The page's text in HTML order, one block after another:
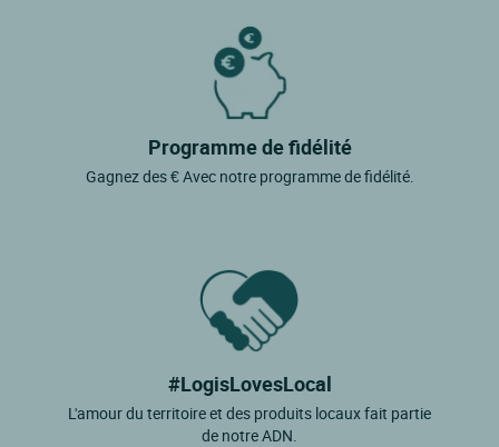
Faussergues
Lacaune
Programme de fidélité
Gagnez des € Avec notre programme de fidélité.
#LogisLovesLocal
L'amour du territoire et des produits locaux fait partie
de notre ADN.